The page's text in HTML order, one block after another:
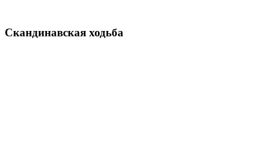
Скандинавская ходьба